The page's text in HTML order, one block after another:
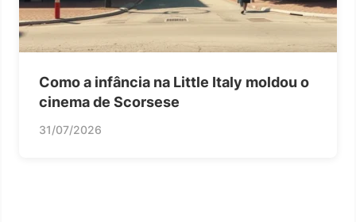
Como a infância na Little Italy moldou o
cinema de Scorsese
31/07/2026